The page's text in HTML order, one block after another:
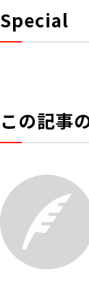
Special
この記事